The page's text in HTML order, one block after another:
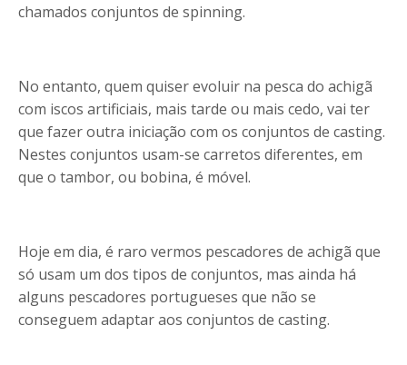
chamados conjuntos de spinning.
No entanto, quem quiser evoluir na pesca do achigã
com iscos artificiais, mais tarde ou mais cedo, vai ter
que fazer outra iniciação com os conjuntos de casting.
Nestes conjuntos usam-se carretos diferentes, em
que o tambor, ou bobina, é móvel.
Hoje em dia, é raro vermos pescadores de achigã que
só usam um dos tipos de conjuntos, mas ainda há
alguns pescadores portugueses que não se
conseguem adaptar aos conjuntos de casting.